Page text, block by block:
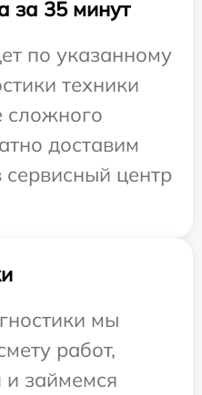
за 35 минут
по указанному
техники
сложного
доставим
сервисный центр
мы
работ,
и займемся